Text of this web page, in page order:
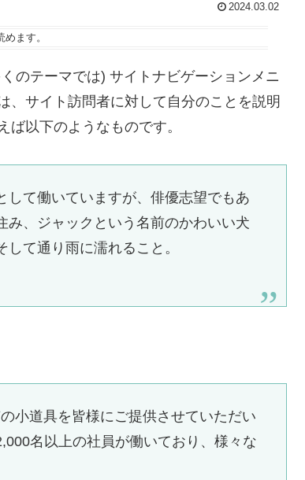
2024.03.02
めます。
のテーマでは) サイトナビゲーションメニ
、サイト訪問者に対して自分のことを説明
以下のようなものです。
して働いていますが、俳優志望でもあ
み、ジャックという名前のかわいい犬
て通り雨に濡れること。
小道具を皆様にご提供させていただい
名以上の社員が働いており、様々な